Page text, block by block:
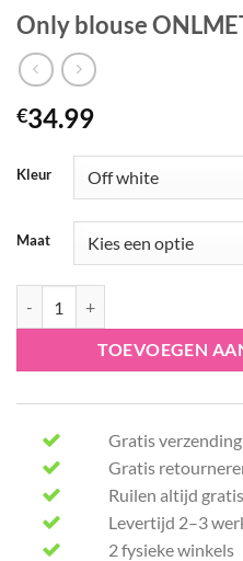
Only blouse
€34.99
Kleur
Maat
TOEVOEGEN
Gratis
Gratis
Ruilen altijd gratis
Levertijd 2–3
2 fysieke winkels